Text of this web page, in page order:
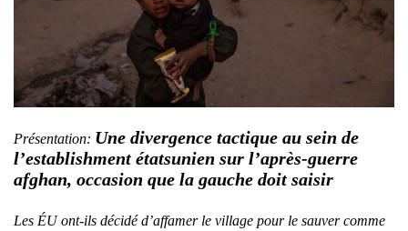
Présentation: Une divergence tactique au sein de
l’establishment étatsunien sur l’après-guerre
afghan, occasion que la gauche doit saisir
Les ÉU ont-ils décidé d’affamer le village pour le sauver comme